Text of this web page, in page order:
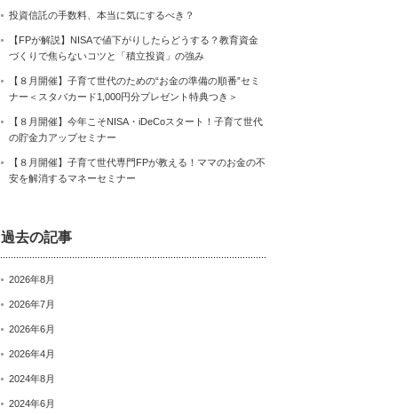
投資信託の手数料、本当に気にするべき？
【FPが解説】NISAで値下がりしたらどうする？教育資金
づくりで焦らないコツと「積立投資」の強み
【８月開催】子育て世代のための“お金の準備の順番”セミ
ナー＜スタバカード1,000円分プレゼント特典つき＞
【８月開催】今年こそNISA・iDeCoスタート！子育て世代
の貯金力アップセミナー
【８月開催】子育て世代専門FPが教える！ママのお金の不
安を解消するマネーセミナー
過去の記事
2026年8月
2026年7月
2026年6月
2026年4月
2024年8月
2024年6月